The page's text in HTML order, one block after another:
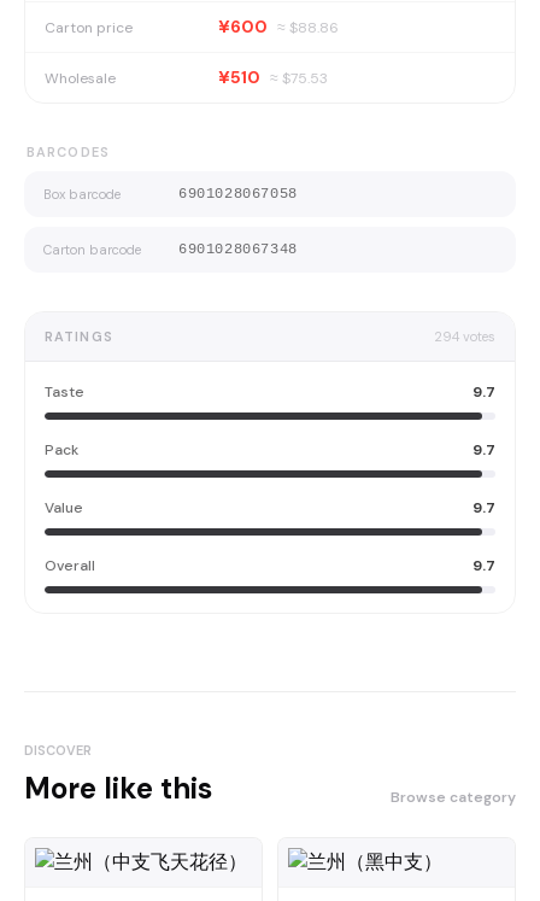
Carton price ¥600 ≈ $88.86
Wholesale ¥510 ≈ $75.53
BARCODES
Box barcode 6901028067058
Carton barcode 6901028067348
RATINGS 294 votes
Taste 9.7
Pack 9.7
Value 9.7
Overall 9.7
DISCOVER
More like this Browse category